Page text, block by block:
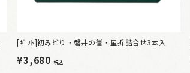
[ｷﾞﾌﾄ]初みどり・磐井の誉・星折詰合せ3本入
¥3,680 税込